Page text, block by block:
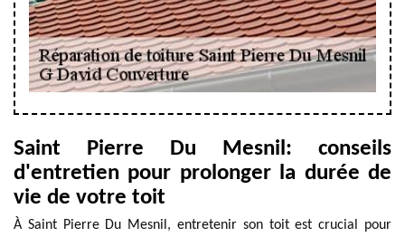
Saint Pierre Du Mesnil: conseils
d'entretien pour prolonger la durée de
vie de votre toit
À Saint Pierre Du Mesnil, entretenir son toit est crucial pour